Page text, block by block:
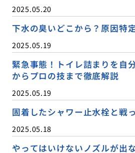
2025.05.20
下水の臭いどこから？原因特
2025.05.19
緊急事態！トイレ詰まりを自
からプロの技まで徹底解説
2025.05.19
固着したシャワー止水栓と戦
2025.05.18
やってはいけないノズルが出